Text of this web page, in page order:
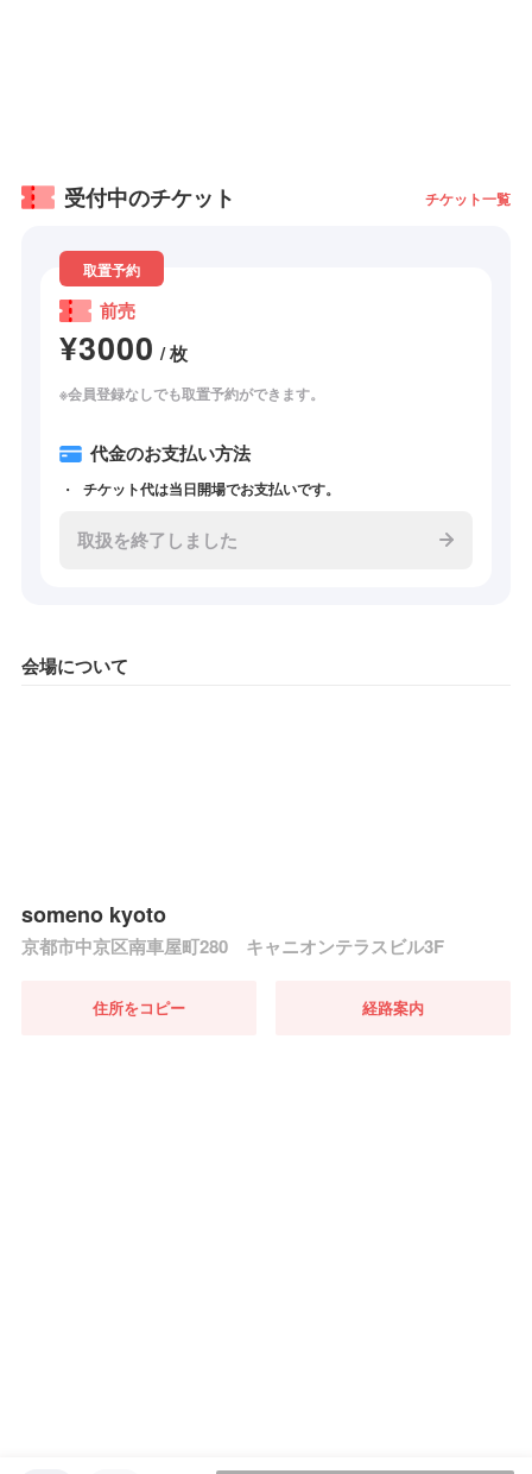
受付中のチケット チケット一覧
取置予約
前売
¥3000 / 枚
※会員登録なしでも取置予約ができます。
代金のお支払い方法
チケット代は当日開場でお支払いです。
取扱を終了しました
会場について
someno kyoto
京都市中京区南車屋町280 キャニオンテラスビル3F
住所をコピー 経路案内